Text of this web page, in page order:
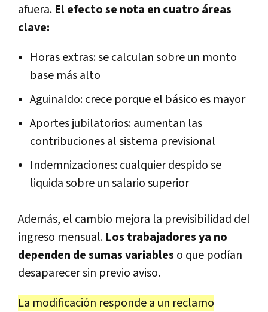
afuera. El efecto se nota en cuatro áreas
clave:
Horas extras: se calculan sobre un monto
base más alto
Aguinaldo: crece porque el básico es mayor
Aportes jubilatorios: aumentan las
contribuciones al sistema previsional
Indemnizaciones: cualquier despido se
liquida sobre un salario superior
Además, el cambio mejora la previsibilidad del
ingreso mensual. Los trabajadores ya no
dependen de sumas variables o que podían
desaparecer sin previo aviso.
La modificación responde a un reclamo